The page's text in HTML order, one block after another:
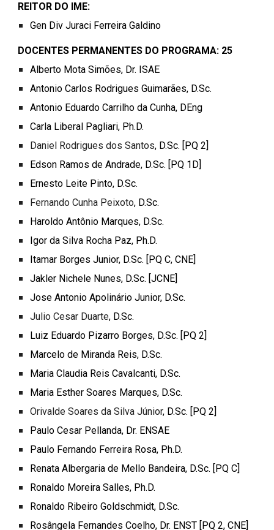
REITOR DO IME:
Gen Div Juraci Ferreira Galdino
DOCENTES PERMANENTES DO PROGRAMA: 25
Alberto Mota Simões, Dr. ISAE
Antonio Carlos Rodrigues Guimarães, D.Sc.
Antonio Eduardo Carrilho da Cunha, DEng
Carla Liberal Pagliari, Ph.D.
Daniel Rodrigues dos Santos, D.Sc. [PQ 2]
Edson Ramos de Andrade, D.Sc. [PQ 1D]
Ernesto Leite Pinto, D.Sc.
Fernando Cunha Peixoto, D.Sc.
Haroldo Antônio Marques, D.Sc.
Igor da Silva Rocha Paz, Ph.D.
Itamar Borges Junior, D.Sc. [PQ C, CNE]
Jakler Nichele Nunes, D.Sc. [JCNE]
Jose Antonio Apolinário Junior, D.Sc.
Julio Cesar Duarte, D.Sc.
Luiz Eduardo Pizarro Borges, D.Sc. [PQ 2]
Marcelo de Miranda Reis, D.Sc.
Maria Claudia Reis Cavalcanti, D.Sc.
Maria Esther Soares Marques, D.Sc.
Orivalde Soares da Silva Júnior, D.Sc. [PQ 2]
Paulo Cesar Pellanda, Dr. ENSAE
Paulo Fernando Ferreira Rosa, Ph.D.
Renata Albergaria de Mello Bandeira, D.Sc. [PQ C]
Ronaldo Moreira Salles, Ph.D.
Ronaldo Ribeiro Goldschmidt, D.Sc.
Rosângela Fernandes Coelho, Dr. ENST [PQ 2, CNE]